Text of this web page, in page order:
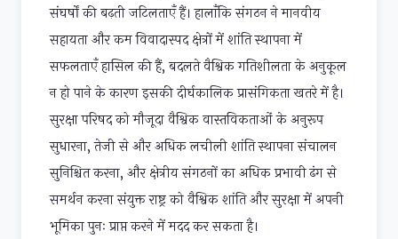
संघर्षों की बढ़ती जटिलताएँ हैं। हालाँकि संगठन ने मानवीय
सहायता और कम विवादास्पद क्षेत्रों में शांति स्थापना में
सफलताएँ हासिल की हैं, बदलते वैश्विक गतिशीलता के अनुकूल
न हो पाने के कारण इसकी दीर्घकालिक प्रासंगिकता खतरे में है।
सुरक्षा परिषद को मौजूदा वैश्विक वास्तविकताओं के अनुरूप
सुधारना, तेजी से और अधिक लचीली शांति स्थापना संचालन
सुनिश्चित करना, और क्षेत्रीय संगठनों का अधिक प्रभावी ढंग से
समर्थन करना संयुक्त राष्ट्र को वैश्विक शांति और सुरक्षा में अपनी
भूमिका पुनः प्राप्त करने में मदद कर सकता है।